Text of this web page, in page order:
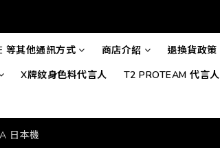
等其他通訊方式 商店介紹
退換貨政策
X牌紋身色料代言人
T2 PROTEAM 代言人
日本機